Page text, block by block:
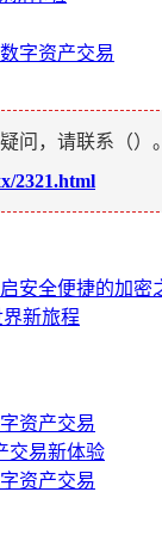
字资产交易
问，请联系（）
2321.html
安全便捷的加密
新旅程
资产交易
交易新体验
资产交易